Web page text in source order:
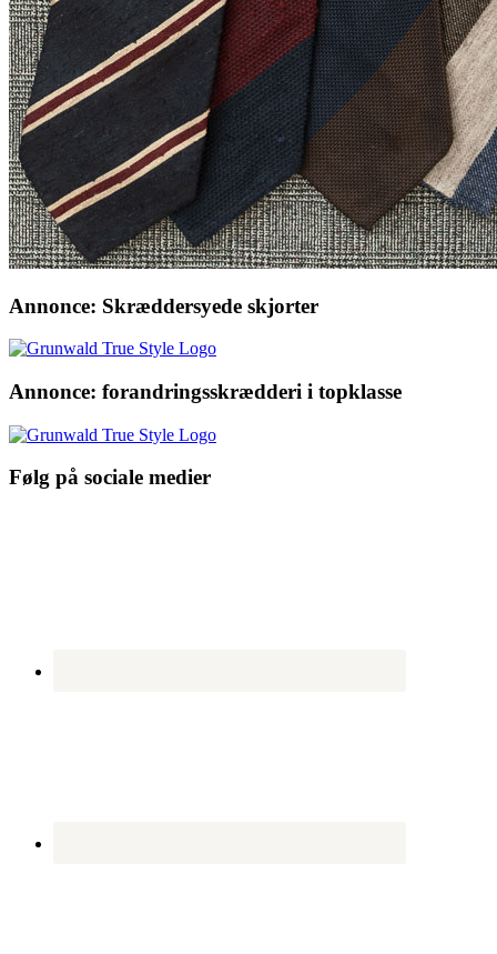
Annonce: Skræddersyede skjorter
Annonce: forandringsskrædderi i topklasse
Følg på sociale medier